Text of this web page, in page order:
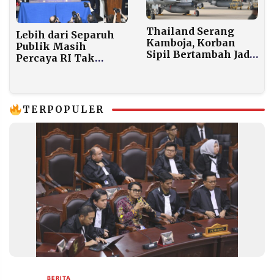
Lebih dari Separuh
Publik Masih
Percaya RI Tak
Ganjalan
Thailand Serang
Kamboja, Korban
Sipil Bertambah Jadi
TERPOPULER
BERITA